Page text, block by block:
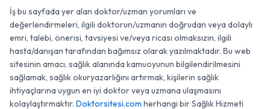
İş bu sayfada yer alan doktor/uzman yorumları ve
değerlendirmeleri, ilgili doktorun/uzmanın doğrudan veya dolaylı
emri, talebi, önerisi, tavsiyesi ve/veya ricası olmaksızın, ilgili
hasta/danışan tarafından bağımsız olarak yazılmaktadır. Bu web
sitesinin amacı, sağlık alanında kamuoyunun bilgilendirilmesini
sağlamak, sağlık okuryazarlığını artırmak, kişilerin sağlık
ihtiyaçlarına uygun en iyi doktor veya uzmana ulaşmasını
kolaylaştırmaktır. Doktorsitesi.com herhangi bir Sağlık Hizmeti